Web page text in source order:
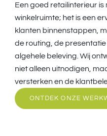
Een goed retailinterieur is
winkelruimte; het is een
klanten binnenstappen,
de routing, de
algehele beleving. Wij
niet alleen uitnodigen,
versterken en de
ONTDEK ONZE